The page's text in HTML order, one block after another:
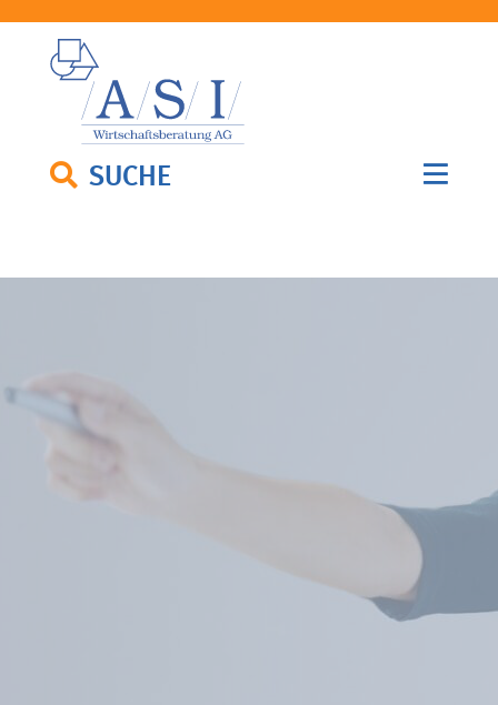
SUCHE